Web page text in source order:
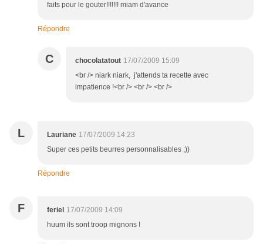
faits pour le gouter!!!!!!! miam d'avance
Répondre
C chocolatatout 17/07/2009 15:09
<br /> niark niark, j'attends ta recette avec
impatience !<br /> <br /> <br />
L Lauriane 17/07/2009 14:23
Super ces petits beurres personnalisables ;))
Répondre
F feriel 17/07/2009 14:09
huum ils sont troop mignons !